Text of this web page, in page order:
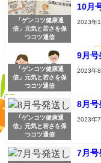
「ゲンコツ健康通
信」元気と若さを保
つコツ通信
10月
2023年
「ゲンコツ健康通
信」元気と若さを保
つコツ通信
9月号
2023年8
「ゲンコツ健康通
信」元気と若さを保
つコツ通信
8月号
2023年7
7月号